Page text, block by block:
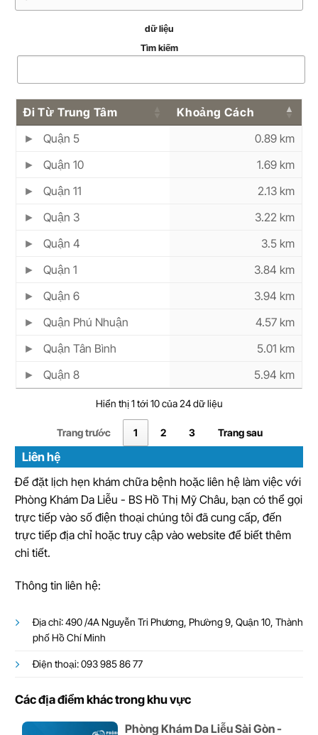
dữ liệu
Tìm kiếm
Đi Từ Trung Tâm
Khoảng Cách
Quận 5
0.89 km
Quận 10
1.69 km
Quận 11
2.13 km
Quận 3
3.22 km
Quận 4
3.5 km
Quận 1
3.84 km
Quận 6
3.94 km
Quận Phú Nhuận
4.57 km
Quận Tân Bình
5.01 km
Quận 8
5.94 km
Hiển thị 1 tới 10 của 24 dữ liệu
Trang trước 1 2 3 Trang sau
Liên hệ
Để đặt lịch hẹn khám chữa bệnh hoặc liên hệ làm việc với
Phòng Khám Da Liễu - BS Hồ Thị Mỹ Châu, bạn có thể gọi
trực tiếp vào số điện thoại chúng tôi đã cung cấp, đến
trực tiếp địa chỉ hoặc truy cập vào website để biết thêm
chi tiết.
Thông tin liên hệ:
Địa chỉ: 490 /4A Nguyễn Tri Phương, Phường 9, Quận 10, Thành
phố Hồ Chí Minh
Điện thoại: 093 985 86 77
Các địa điểm khác trong khu vực
Phòng Khám Da Liễu Sài Gòn -